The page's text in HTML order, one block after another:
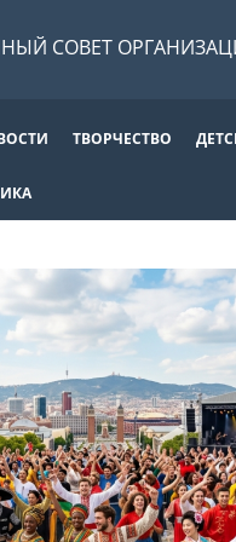
СОВЕТ
ТВОРЧЕСТВО